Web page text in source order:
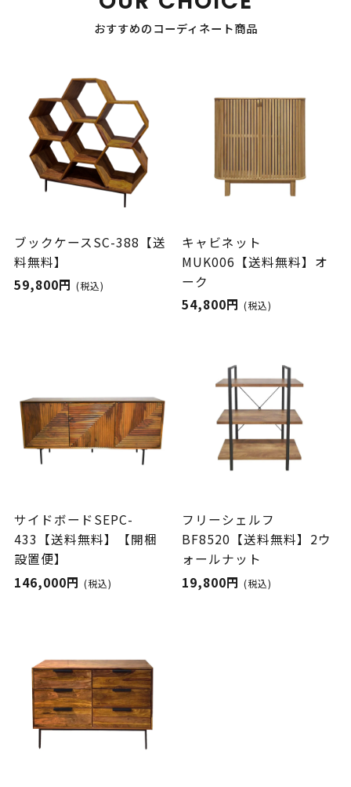
おすすめのコーディネート商品
ブックケースSC-388【送
料無料】
59,800円 (税込)
キャビネット
MUK006【送料無料】オ
ーク
54,800円(税込)
サイドボードSEPC-
433【送料無料】【開梱
設置便】
146,000円 (税込)
フリーシェルフ
BF8520【送料無料】2ウ
ォールナット
19,800円(税込)